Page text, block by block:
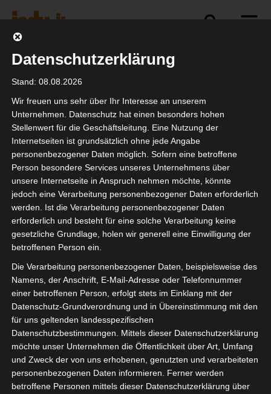
Selbstständigkeit
isdv vor Ort beim
parlamentarischen
Abend der
Bundestagsfraktion der
Grünen/Bündnis 90
Datenschutzerklärung
Stand: 08.08.2026
Wir freuen uns sehr über Ihr Interesse an unserem
Unternehmen. Datenschutz hat einen besonders hohen
Stellenwert für die Geschäftsleitung. Eine Nutzung der
Internetseiten ist grundsätzlich ohne jede Angabe
personenbezogener Daten möglich. Sofern eine betroffene
Person besondere Services unseres Unternehmens über
unsere Internetseite in Anspruch nehmen möchte, könnte
jedoch eine Verarbeitung personenbezogener Daten erforderlich
werden. Ist die Verarbeitung personenbezogener Daten
erforderlich und besteht für eine solche Verarbeitung keine
gesetzliche Grundlage, holen wir generell eine Einwilligung der
betroffenen Person ein.
Die Verarbeitung personenbezogener Daten, beispielsweise des
Namens, der Anschrift, E-Mail-Adresse oder Telefonnummer
einer betroffenen Person, erfolgt stets im Einklang mit der
Datenschutz-Grundverordnung und in Übereinstimmung mit den
für uns geltenden landesspezifischen
Datenschutzbestimmungen. Mittels dieser Datenschutzerklärung
möchte unser Unternehmen die Öffentlichkeit über Art, Umfang
und Zweck der von uns erhobenen, genutzten und verarbeiteten
personenbezogenen Daten informieren. Ferner werden
betroffene Personen mittels dieser Datenschutzerklärung über